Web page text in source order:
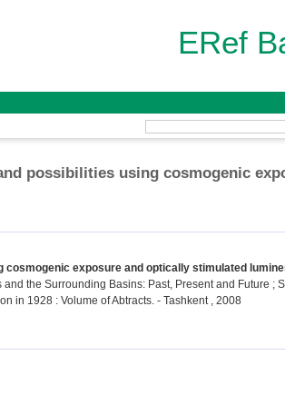
ERef
possibilities using cosmogenic
exposure and optically stimulated
the Surrounding Basins: Past, Present and Future ;
in 1928 : Volume of Abtracts. - Tashkent , 2008